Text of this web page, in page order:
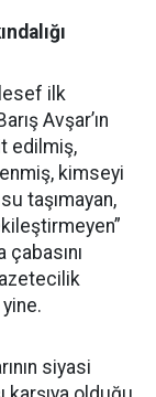
ilk
Avşar’ın
edilmiş,
kimseyi
taşımayan,
siyasi